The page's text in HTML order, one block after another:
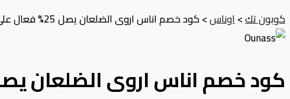
كوبون تك>اوناس>كود خصم اناس اروى الضلعان يصل 25% فعال على جميع البراندات
كود خصم اناس اروى الضلعان يصل 25% فعال على جميع